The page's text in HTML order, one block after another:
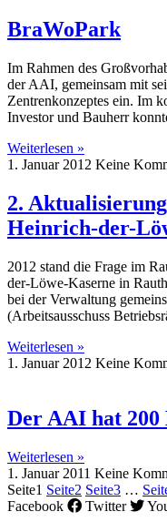
BraWoPark
Im Rahmen des
der AAI, gemeinsam mit
Zentrenkonzeptes ein. Im
Investor und Bauherr
Weiterlesen »
1. Januar 2012 Keine
2.
Heinrich-der-
2012 stand die Frage im
der-Löwe-Kaserne in
bei der Verwaltung
(Arbeitsausschuss
Weiterlesen »
1. Januar 2012 Keine
Der AAI hat
Weiterlesen »
1. Januar 2011 Keine
Seite1 Seite2 Seite3 …
Facebook
Twitter